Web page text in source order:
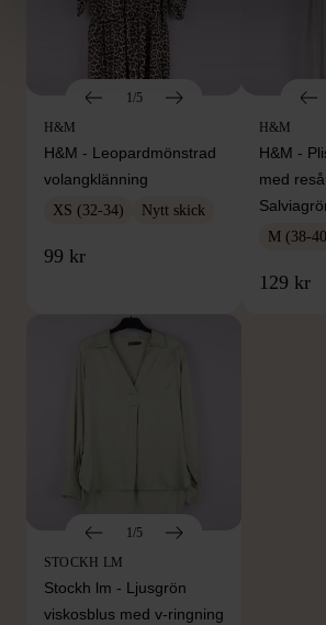
1/5
H&M
H&M - Leopardmönstrad
volangklänning
XS (32-34) Nytt skick
99 kr
H&M
H&M -
med
M (38-
129 kr
1/5
STOCKH LM
Stockh lm - Ljusgrön
viskosblus med v-ringning